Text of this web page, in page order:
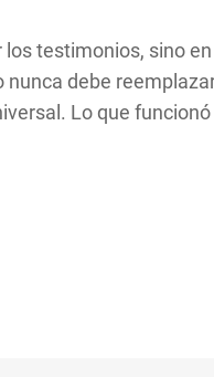
testimonios, sino
debe
Lo que